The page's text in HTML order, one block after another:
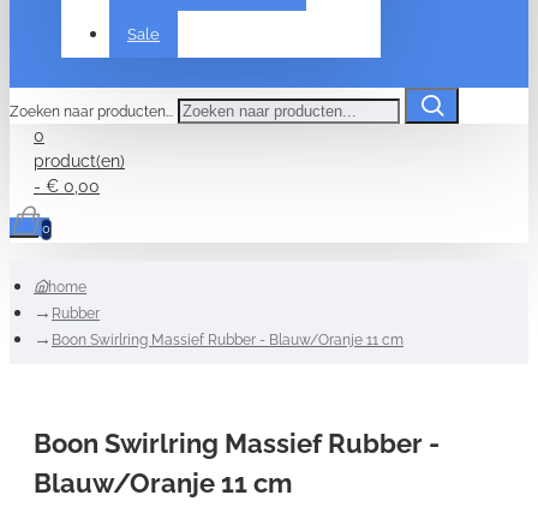
Sale
Zoeken naar producten...
0
product(en)
- € 0,00
0
home
Rubber
Boon Swirlring Massief Rubber - Blauw/Oranje 11 cm
Boon Swirlring Massief Rubber -
Blauw/Oranje 11 cm